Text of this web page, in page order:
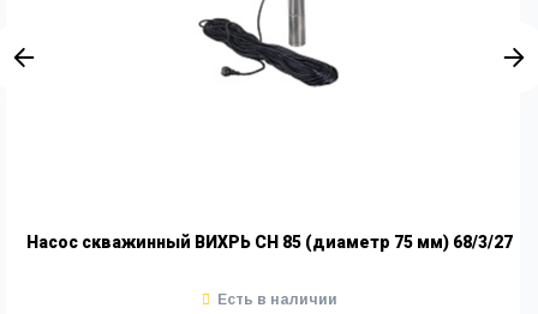
Насос скважинный ВИХРЬ СН 85 (диаметр 75 мм) 68/3/27
Есть в наличии